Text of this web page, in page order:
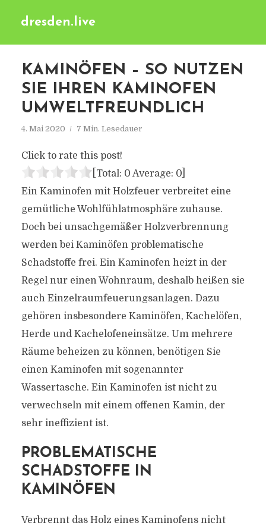
dresden.live
KAMINÖFEN – SO NUTZEN
SIE IHREN KAMINOFEN
UMWELTFREUNDLICH
4. Mai 2020 7 Min. Lesedauer
Click to rate this post!
[Total: 0 Average: 0]
Ein Kaminofen mit Holzfeuer verbreitet eine
gemütliche Wohlfühlatmosphäre zuhause.
Doch bei unsachgemäßer Holzverbrennung
werden bei Kaminöfen problematische
Schadstoffe frei. Ein Kaminofen heizt in der
Regel nur einen Wohnraum, deshalb heißen sie
auch Einzelraumfeuerungsanlagen. Dazu
gehören insbesondere Kaminöfen, Kachelöfen,
Herde und Kachelofeneinsätze. Um mehrere
Räume beheizen zu können, benötigen Sie
einen Kaminofen mit sogenannter
Wassertasche. Ein Kaminofen ist nicht zu
verwechseln mit einem offenen Kamin, der
sehr ineffizient ist.
PROBLEMATISCHE
SCHADSTOFFE IN
KAMINÖFEN
Verbrennt das Holz eines Kaminofens nicht